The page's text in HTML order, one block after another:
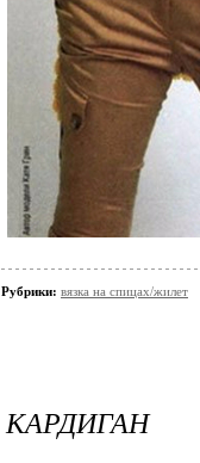
Рубрики: вязка на спицах/жилет
КАРДИГАН